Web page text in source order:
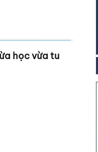
học vừa tu